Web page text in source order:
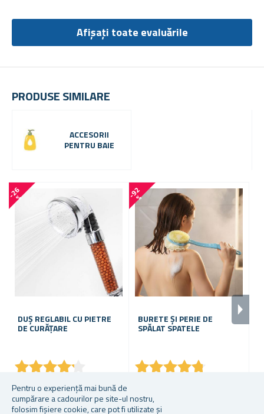
Pentru o experiență mai bună de
cumpărare a cadourilor pe site-ul nostru,
folosim fișiere cookie, care pot fi utilizate și
PRODUSE SIMILARE
ACCESORII
PENTRU BAIE
-
2
6
%
DUȘ REGLABIL CU PIETRE
DE CURĂȚARE
★★★★★
★★★★★
22,84 lei
În stoc
-
9
2
%
BURETE ȘI PERIE DE
SPĂLAT SPATELE
★★★★★
★★★★★
4,11 lei
Afișați toate evaluările